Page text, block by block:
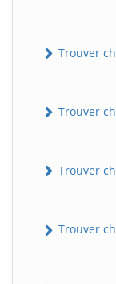
Trouver
Trouver
Trouver
Trouver